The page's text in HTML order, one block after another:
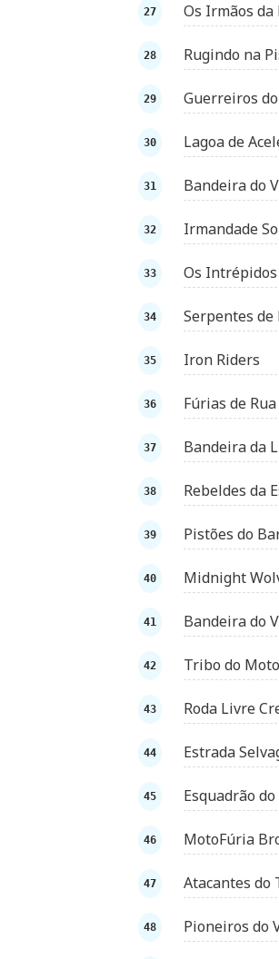
Os Irmãos da
Rugindo na
Guerreiros
Lagoa de
Bandeira do
Irmandade
Os Intrépidos
Serpentes de
Iron Riders
Fúrias de Rua
Bandeira da
Rebeldes da
Pistões do
Midnight
Bandeira do
Tribo do
Roda Livre
Estrada
Esquadrão
MotoFúria
Atacantes do
Pioneiros do